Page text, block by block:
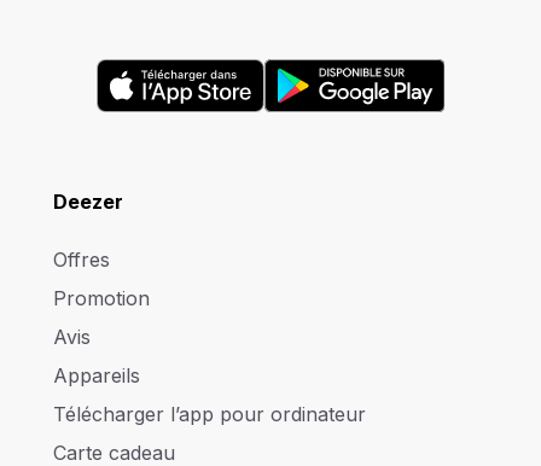
Deezer
Offres
Promotion
Avis
Appareils
Télécharger l’app pour ordinateur
Carte cadeau